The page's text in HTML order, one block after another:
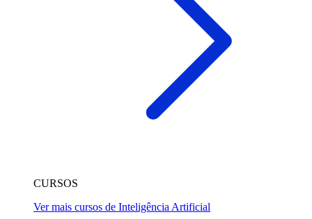
CURSOS
Ver mais cursos de Inteligência Artificial